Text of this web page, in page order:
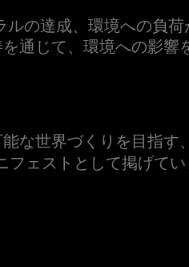
ルの達成、環境への負
通じて、環境への影響
な世界づくりを目指す
フェストとして掲げてい